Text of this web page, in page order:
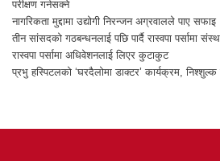
परीक्षण गर्नसक्ने
नागरिकता मुद्दामा उद्योगी निरन्जन अग्रवालले पाए सफाइ
तीन सांसदको गठबन्धनलाई पछि पार्दै रास्वपा पर्सामा
रास्वपा पर्सामा अधिवेशनलाई लिएर कुटाकुट
प्रभु हस्पिटलको ‘घरदैलोमा डाक्टर’ कार्यक्रम, निश्शुल्क